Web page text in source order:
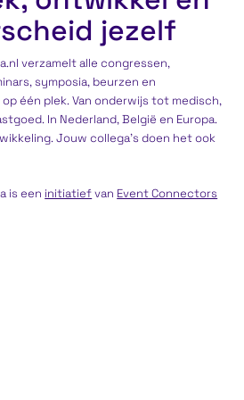
jezelf
verzamelt alle congressen,
symposia, beurzen en
één plek. Van onderwijs tot medisch,
In Nederland, België en Europa.
Jouw collega’s doen het ook
is een initiatiefvan Event Connectors